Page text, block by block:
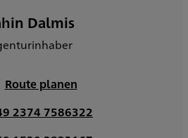
Dalmis
Route planen
2374 7586322